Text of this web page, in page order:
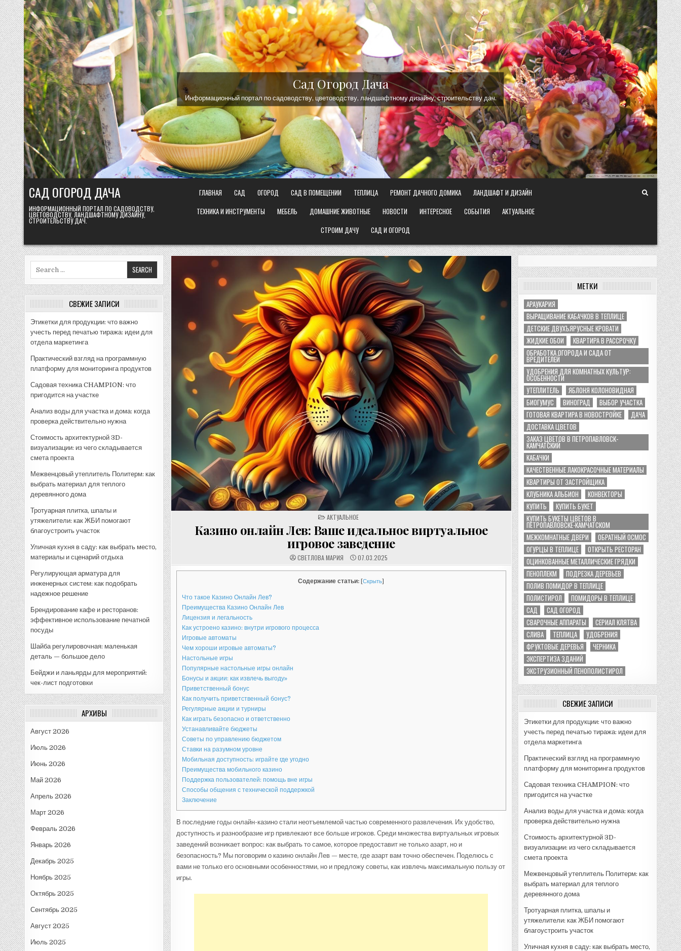
Skip
to
content
Сад Огород Дача
Информационный портал по садоводству, цветоводству, ландшафтному дизайну, строительству дач.
САД ОГОРОД ДАЧА
ИНФОРМАЦИОННЫЙ ПОРТАЛ ПО САДОВОДСТВУ,
ЦВЕТОВОДСТВУ, ЛАНДШАФТНОМУ ДИЗАЙНУ,
СТРОИТЕЛЬСТВУ ДАЧ.
ГЛАВНАЯ САД ОГОРОД САД В ПОМЕЩЕНИИ ТЕПЛИЦА РЕМОНТ ДАЧНОГО ДОМИКА
ЛАНДШАФТ И ДИЗАЙН
ТЕХНИКА И ИНСТРУМЕНТЫ
МЕБЕЛЬ ДОМАШНИЕ ЖИВОТНЫЕ НОВОСТИ ИНТЕРЕСНОЕ СОБЫТИЯ
АКТУАЛЬНОЕ
СТРОИМ ДАЧУ
САД И ОГОРОД
СВЕЖИЕ ЗАПИСИ
Этикетки для продукции: что важно
учесть перед печатью тиража: идеи для
отдела маркетинга
Практический взгляд на программную
платформу для мониторинга продуктов
Садовая техника CHAMPION: что
пригодится на участке
Анализ воды для участка и дома: когда
проверка действительно нужна
Стоимость архитектурной 3D-
визуализации: из чего складывается
смета проекта
Межвенцовый утеплитель Политерм: как
выбрать материал для теплого
деревянного дома
Тротуарная плитка, шпалы и
утяжелители: как ЖБИ помогают
благоустроить участок
Уличная кухня в саду: как выбрать место,
материалы и сценарий отдыха
Регулирующая арматура для
инженерных систем: как подобрать
надежное решение
Брендирование кафе и ресторанов:
эффективное использование печатной
посуды
Шайба регулировочная: маленькая
деталь — большое дело
Бейджи и ланьярды для мероприятий:
чек-лист подготовки
АРХИВЫ
Август 2026
Июль 2026
Июнь 2026
Май 2026
Апрель 2026
Март 2026
Февраль 2026
Январь 2026
Декабрь 2025
Ноябрь 2025
Октябрь 2025
Сентябрь 2025
Август 2025
Июль 2025
POSTED
IN
АКТУАЛЬНОЕ
Казино онлайн Лев: Ваше идеальное виртуальное
игровое заведение
СВЕТЛОВА МАРИЯ 07.03.2025
Содержание статьи: [Скрыть]
Что такое Казино Онлайн Лев?
Преимущества Казино Онлайн Лев
Лицензия и легальность
Как устроено казино: внутри игрового процесса
Игровые автоматы
Чем хороши игровые автоматы?
Настольные игры
Популярные настольные игры онлайн
Бонусы и акции: как извлечь выгоду»
Приветственный бонус
Как получить приветственный бонус?
Регулярные акции и турниры
Как играть безопасно и ответственно
Устанавливайте бюджеты
Советы по управлению бюджетом
Ставки на разумном уровне
Мобильная доступность: играйте где угодно
Преимущества мобильного казино
Поддержка пользователей: помощь вне игры
Способы общения с технической поддержкой
Заключение
В последние годы онлайн-казино стали неотъемлемой частью современного развлечения. Их удобство,
доступность и разнообразие игр привлекают все больше игроков. Среди множества виртуальных игровых
заведений возникает вопрос: как выбрать то самое, которое предоставит не только азарт, но и
безопасность? Мы поговорим о казино онлайн Лев — месте, где азарт вам точно обеспечен. Поделюсь с
вами не только его основными особенностями, но и предложу советы, как извлечь максимальную пользу от
игры.
МЕТКИ
АРАУКАРИЯ
ВЫРАЩИВАНИЕ КАБАЧКОВ В ТЕПЛИЦЕ
ДЕТСКИЕ ДВУХЪЯРУСНЫЕ КРОВАТИ
ЖИДКИЕ ОБОИ
КВАРТИРА В РАССРОЧКУ
ОБРАБОТКА ОГОРОДА И САДА ОТ
ВРЕДИТЕЛЕЙ
УДОБРЕНИЯ ДЛЯ КОМНАТНЫХ КУЛЬТУР:
ОСОБЕННОСТИ
УТЕПЛИТЕЛЬ
ЯБЛОНЯ КОЛОНОВИДНАЯ
БИОГУМУС
ВИНОГРАД
ВЫБОР УЧАСТКА
ГОТОВАЯ КВАРТИРА В НОВОСТРОЙКЕ
ДАЧА
ДОСТАВКА ЦВЕТОВ
ЗАКАЗ ЦВЕТОВ В ПЕТРОПАВЛОВСК-
КАМЧАТСКИЙ
КАБАЧКИ
КАЧЕСТВЕННЫЕ ЛАКОКРАСОЧНЫЕ МАТЕРИАЛЫ
КВАРТИРЫ ОТ ЗАСТРОЙЩИКА
КЛУБНИКА АЛЬБИОН
КОНВЕКТОРЫ
КУПИТЬ
КУПИТЬ БУКЕТ
КУПИТЬ БУКЕТЫ ЦВЕТОВ В
ПЕТРОПАВЛОВСКЕ-КАМЧАТСКОМ
МЕЖКОМНАТНЫЕ ДВЕРИ
ОБРАТНЫЙ ОСМОС
ОГУРЦЫ В ТЕПЛИЦЕ
ОТКРЫТЬ РЕСТОРАН
ОЦИНКОВАННЫЕ МЕТАЛЛИЧЕСКИЕ ГРЯДКИ
ПЕНОПЛЕКМ
ПОДРЕЗКА ДЕРЕВЬЕВ
ПОЛИВ ПОМИДОР В ТЕПЛИЦЕ
ПОЛИСТИРОЛ
ПОМИДОРЫ В ТЕПЛИЦЕ
САД
САД ОГОРОД
СВАРОЧНЫЕ АППАРАТЫ
СЕРИАЛ КЛЯТВА
СЛИВА
ТЕПЛИЦА
УДОБРЕНИЯ
ФРУКТОВЫЕ ДЕРЕВЬЯ
ЧЕРНИКА
ЭКСПЕРТИЗА ЗДАНИЙ
ЭКСТРУЗИОННЫЙ ПЕНОПОЛИСТИРОЛ
СВЕЖИЕ ЗАПИСИ
Этикетки для продукции: что важно
учесть перед печатью тиража: идеи для
отдела маркетинга
Практический взгляд на программную
платформу для мониторинга продуктов
Садовая техника CHAMPION: что
пригодится на участке
Анализ воды для участка и дома: когда
проверка действительно нужна
Стоимость архитектурной 3D-
визуализации: из чего складывается
смета проекта
Межвенцовый утеплитель Политерм: как
выбрать материал для теплого
деревянного дома
Тротуарная плитка, шпалы и
утяжелители: как ЖБИ помогают
благоустроить участок
Уличная кухня в саду: как выбрать место,